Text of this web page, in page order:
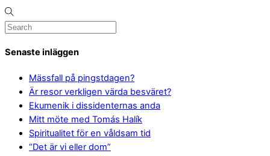
Senaste inläggen
Mässfall på pingstdagen?
Är resor verkligen värda besväret?
Ekumenik i dissidenternas anda
Mitt möte med Tomás Halík
Spiritualitet för en våldsam tid
“Det är vi eller dom”